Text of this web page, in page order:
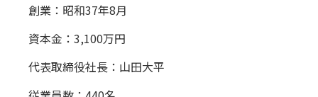
創業：昭和37年8月
資本金：3,100万円
代表取締役社長：山田大平